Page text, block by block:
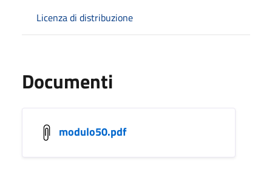
Licenza di distribuzione
Documenti
modulo50.pdf